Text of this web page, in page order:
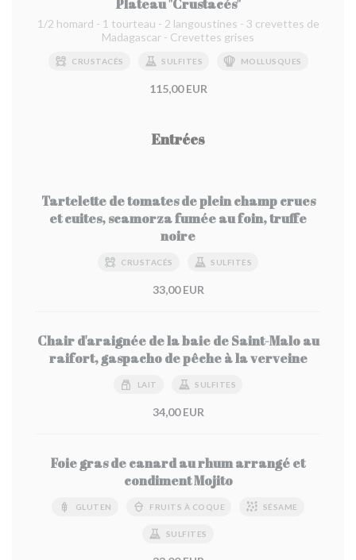
Plateau "Crustacés"
1/2 homard - 1 tourteau - 2 langoustines - 3 crevettes de
Madagascar - Crevettes grises
CRUSTACÉS SULFITES MOLLUSQUES
115,00 EUR
Entrées
Tartelette de tomates de plein champ crues
et cuites, scamorza fumée au foin, truffe
noire
CRUSTACÉS SULFITES
33,00 EUR
Chair d'araignée de la baie de Saint-Malo au
raifort, gaspacho de pêche à la verveine
LAIT SULFITES
34,00 EUR
Foie gras de canard au rhum arrangé et
condiment Mojito
GLUTEN FRUITS À COQUE SÉSAME
SULFITES